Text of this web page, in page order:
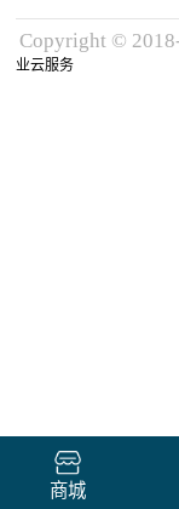
Copyright ©
业云服务
商城